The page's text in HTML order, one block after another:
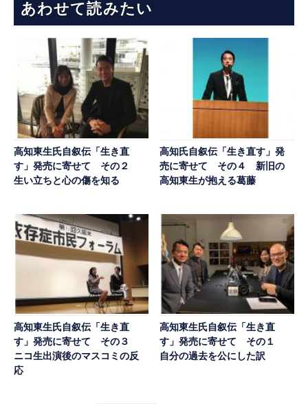
あわせて読みたい
高知東生氏自叙伝「生き直
す」発売に寄せて その２
生い立ちと心の傷を知る
高知氏自叙伝「生き直す」発
売に寄せて その４ 新旧の
高知東生が抱える葛藤
高知東生氏自叙伝「生き直
す」発売に寄せて その３
ニコ生出演後のマスコミの反
応
高知東生氏自叙伝「生き直
す」発売に寄せて その１
自分の過去を公にした訳